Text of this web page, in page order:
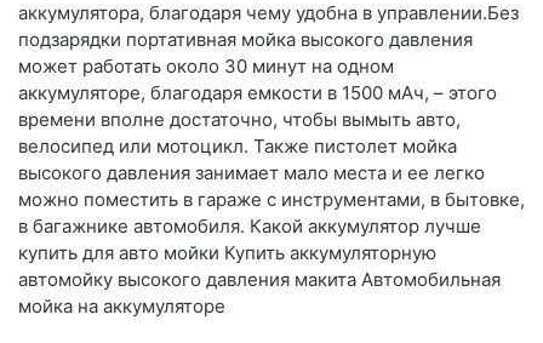
аккумулятора, благодаря чему удобна в управлении.Без
подзарядки портативная мойка высокого давления
может работать около 30 минут на одном
аккумуляторе, благодаря емкости в 1500 мАч, – этого
времени вполне достаточно, чтобы вымыть авто,
велосипед или мотоцикл. Также пистолет мойка
высокого давления занимает мало места и ее легко
можно поместить в гараже с инструментами, в бытовке,
в багажнике автомобиля. Какой аккумулятор лучше
купить для авто мойки Купить аккумуляторную
автомойку высокого давления макита Автомобильная
мойка на аккумуляторе